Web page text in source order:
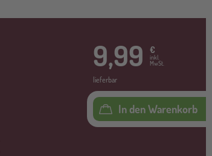
9,99 €
inkl.
MwSt.
lieferbar
In den Warenkorb